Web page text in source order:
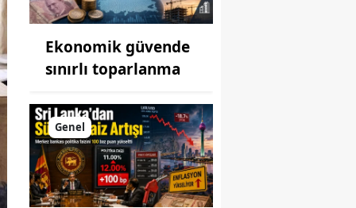
Ekonomik güvende
sınırlı toparlanma
Genel